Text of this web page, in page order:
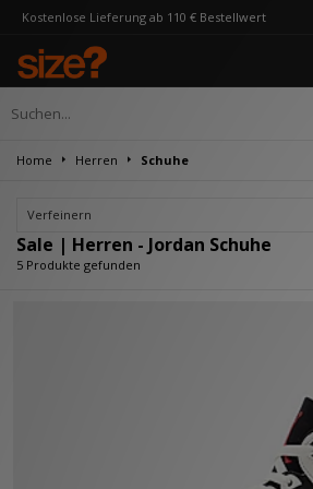
ab 110 € Bestellwert
Home Herren Schuhe
Verfeinern
Sale | Herren - Jordan Schuhe
5 Produkte gefunden